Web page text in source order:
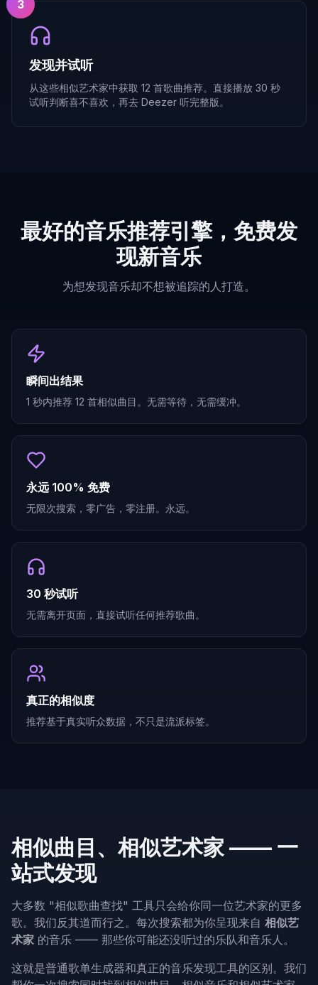
3
发现并试听
从这些相似艺术家中获取 12 首歌曲推荐。直接播放 30 秒
试听判断喜不喜欢，再去 Deezer 听完整版。
最好的音乐推荐引擎，免费发
现新音乐
为想发现音乐却不想被追踪的人打造。
瞬间出结果
1 秒内推荐 12 首相似曲目。无需等待，无需缓冲。
永远 100% 免费
无限次搜索，零广告，零注册。永远。
30 秒试听
无需离开页面，直接试听任何推荐歌曲。
真正的相似度
推荐基于真实听众数据，不只是流派标签。
相似曲目、相似艺术家 —— 一
站式发现
大多数 "相似歌曲查找" 工具只会给你同一位艺术家的更多
歌。我们反其道而行之。每次搜索都为你呈现来自 相似艺
术家 的音乐 —— 那些你可能还没听过的乐队和音乐人。
这就是普通歌单生成器和真正的音乐发现工具的区别。我们